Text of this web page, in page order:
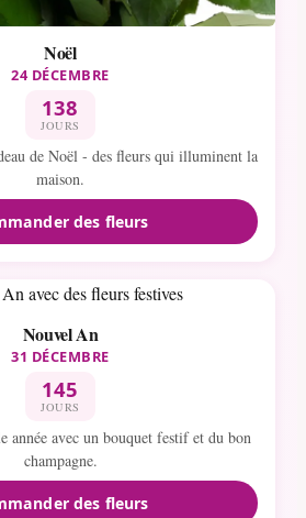
Noël
24 DÉCEMBRE
138
JOURS
de Noël - des fleurs qui illuminent la
maison.
des fleurs
Nouvel An
31 DÉCEMBRE
145
JOURS
année avec un bouquet festif et du bon
champagne.
des fleurs